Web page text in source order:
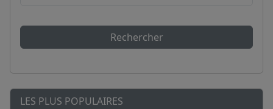
Rechercher
LES PLUS POPULAIRES